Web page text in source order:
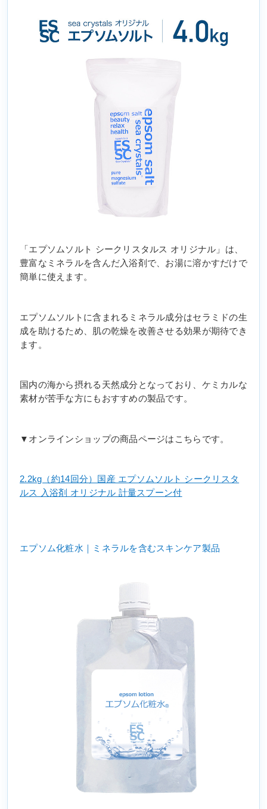
「エプソムソルト シークリスタルス オリジナル」は、
豊富なミネラルを含んだ入浴剤で、お湯に溶かすだけで
簡単に使えます。
エプソムソルトに含まれるミネラル成分はセラミドの生
成を助けるため、肌の乾燥を改善させる効果が期待でき
ます。
国内の海から摂れる天然成分となっており、ケミカルな
素材が苦手な方にもおすすめの製品です。
▼オンラインショップの商品ページはこちらです。
2.2kg（約14回分）国産 エプソムソルト シークリスタ
ルス 入浴剤 オリジナル 計量スプーン付
エプソム化粧水｜ミネラルを含むスキンケア製品